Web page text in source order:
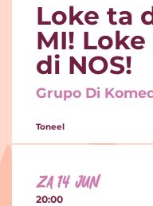
Loke ta
MI!
di NOS!
Grupo Di
Toneel
za 14 jun
20:00
Inzoomen